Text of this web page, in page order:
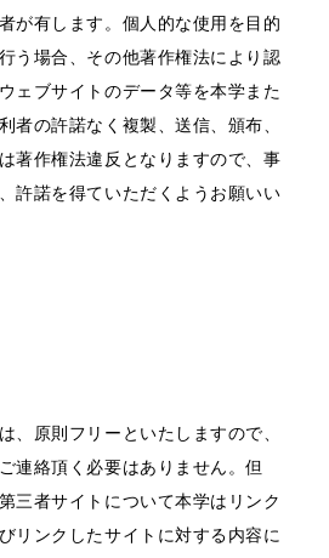
が有します。個人的な使用を目的
う場合、その他著作権法により認
ェブサイトのデータ等を本学また
者の許諾なく複製、送信、頒布、
著作権法違反となりますので、事
許諾を得ていただくようお願いい
、原則フリーといたしますので、
連絡頂く必要はありません。但
三者サイトについて本学はリンク
リンクしたサイトに対する内容に